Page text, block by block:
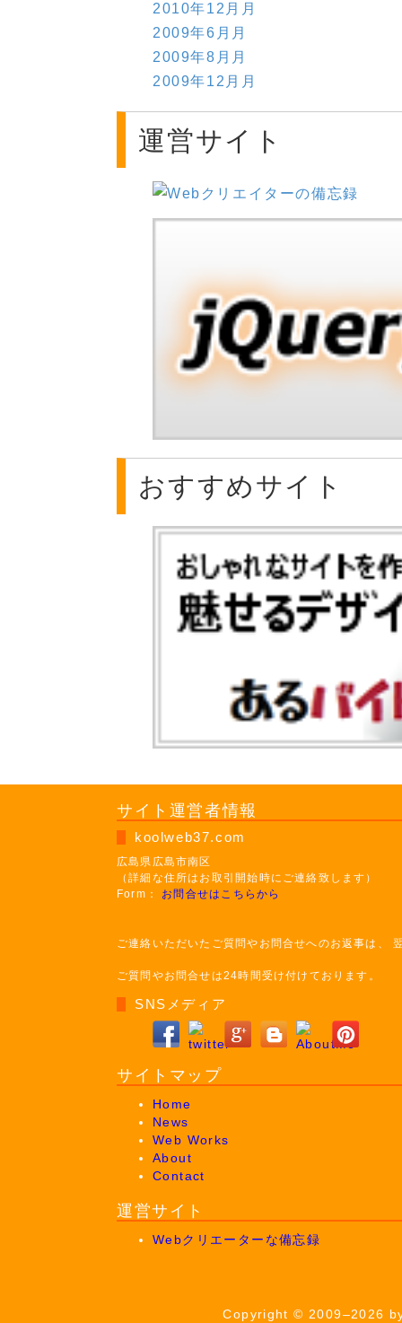
2010年12月月
2009年6月月
2009年8月月
2009年12月月
運営サイト
おすすめサイト
サイト運営者情報
koolweb37.com
広島県広島市南区
（詳細な住所はお取引開始時にご連絡致します）
Form： お問合せはこちらから
ご連絡いただいたご質問やお問合せへのお返事は、
ご質問やお問合せは24時間受け付けております。
SNSメディア
サイトマップ
Home
News
Web Works
About
Contact
運営サイト
Webクリエーターな備忘録
Copyright © 2009–2026